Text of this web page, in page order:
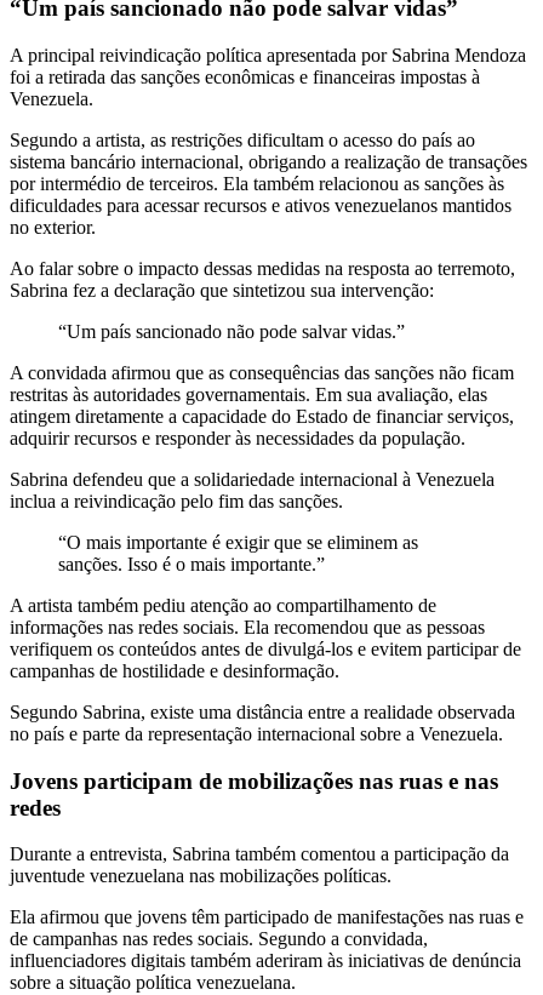
“Um país sancionado não pode salvar vidas”
A principal reivindicação política apresentada por Sabrina Mendoza
foi a retirada das sanções econômicas e financeiras impostas à
Venezuela.
Segundo a artista, as restrições dificultam o acesso do país ao
sistema bancário internacional, obrigando a realização de transações
por intermédio de terceiros. Ela também relacionou as sanções às
dificuldades para acessar recursos e ativos venezuelanos mantidos
no exterior.
Ao falar sobre o impacto dessas medidas na resposta ao terremoto,
Sabrina fez a declaração que sintetizou sua intervenção:
“Um país sancionado não pode salvar vidas.”
A convidada afirmou que as consequências das sanções não ficam
restritas às autoridades governamentais. Em sua avaliação, elas
atingem diretamente a capacidade do Estado de financiar serviços,
adquirir recursos e responder às necessidades da população.
Sabrina defendeu que a solidariedade internacional à Venezuela
inclua a reivindicação pelo fim das sanções.
“O mais importante é exigir que se eliminem as
sanções. Isso é o mais importante.”
A artista também pediu atenção ao compartilhamento de
informações nas redes sociais. Ela recomendou que as pessoas
verifiquem os conteúdos antes de divulgá-los e evitem participar de
campanhas de hostilidade e desinformação.
Segundo Sabrina, existe uma distância entre a realidade observada
no país e parte da representação internacional sobre a Venezuela.
Jovens participam de mobilizações nas ruas e nas
redes
Durante a entrevista, Sabrina também comentou a participação da
juventude venezuelana nas mobilizações políticas.
Ela afirmou que jovens têm participado de manifestações nas ruas e
de campanhas nas redes sociais. Segundo a convidada,
influenciadores digitais também aderiram às iniciativas de denúncia
sobre a situação política venezuelana.